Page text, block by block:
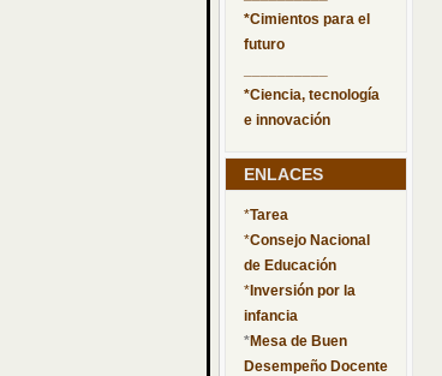
*Cimientos para el
futuro
*Ciencia, tecnología
e innovación
ENLACES
*Tarea
*Consejo Nacional
de Educación
* Inversión por la
infancia
*Mesa de Buen
Desempeño Docente